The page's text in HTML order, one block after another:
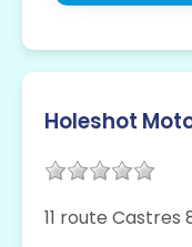
Holeshot
11 route Castres